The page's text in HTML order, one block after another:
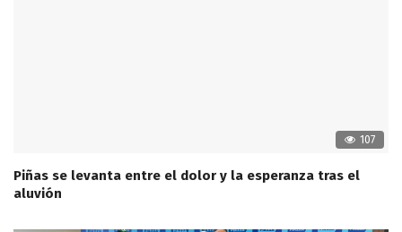
107
Piñas se levanta entre el dolor y la esperanza tras el
aluvión